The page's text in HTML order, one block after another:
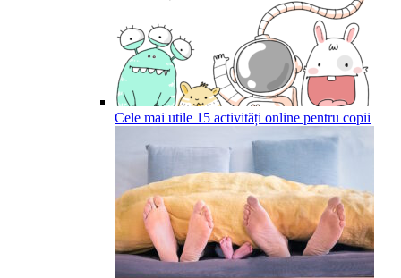
Cele mai utile 15 activități online pentru copii